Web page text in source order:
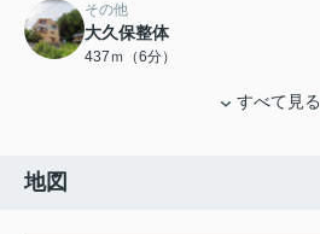
その他
大久保整体
437ｍ（6分）
すべて見る
地図